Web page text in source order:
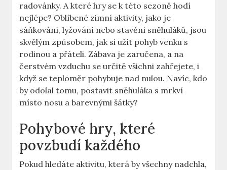
radovánky. A které hry se k této sezoně hodí
nejlépe? Oblíbené zimní aktivity, jako je
sáňkování, lyžování nebo stavění sněhuláků, jsou
skvělým způsobem, jak si užít pohyb venku s
rodinou a přáteli. Zábava je zaručena, a na
čerstvém vzduchu se určitě všichni zahřejete, i
když se teploměr pohybuje nad nulou. Navíc, kdo
by odolal tomu, postavit sněhuláka s mrkví
místo nosu a barevnými šátky?
Pohybové hry, které
povzbudí každého
Pokud hledáte aktivitu, která by všechny nadchla,